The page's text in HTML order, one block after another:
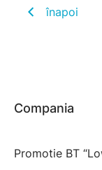
înapoi
Compania
Promotie BT